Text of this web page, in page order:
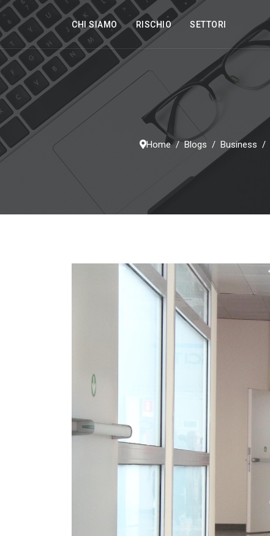
CHI SIAMO RISCHIO SETTORI
Home Blogs Business